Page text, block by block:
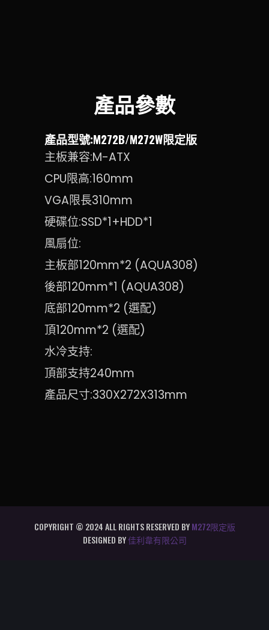
產品參數
產品型號:M272B/M272W限定版
主板兼容:M-ATX
CPU限高:160mm
VGA限長310mm
硬碟位:SSD*1+HDD*1
風扇位:
主板部120mm*2 (AQUA308)
後部120mm*1 (AQUA308)
底部120mm*2 (選配)
頂120mm*2 (選配)
水冷支持:
頂部支持240mm
產品尺寸:330X272X313mm
COPYRIGHT © 2024 ALL RIGHTS RESERVED BYM272限定版
DESIGNED BY佳利韋有限公司